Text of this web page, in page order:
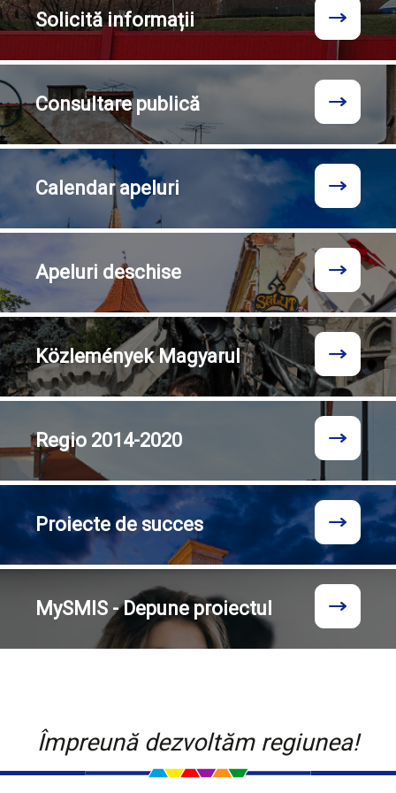
Solicităinformații
Consultarepublică
Calendarapeluri
Apeluri deschise
KözleményekMagyarul
Regio 2014-2020
Proiecte de succes
MySMIS - Depune proiectul
Împreună dezvoltăm regiunea!